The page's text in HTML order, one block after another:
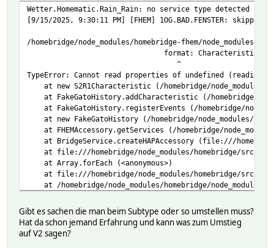
Wetter.Homematic.Rain_Rain: no service type detected
[9/15/2025, 9:30:11 PM] [FHEM] 1OG.BAD.FENSTER:
/homebridge/node_modules/homebridge-fhem/
format:
^
TypeError: Cannot read properties of undefined (reading
at new S2R1Characteristic (/homebridge/node_modules/
at FakeGatoHistory.addCharacteristic (/homebridge/
at FakeGatoHistory.registerEvents (/homebridge/
at new FakeGatoHistory (/homebridge/node_modules/
at FHEMAccessory.getServices (/homebridge/
at BridgeService.createHAPAccessory (file:///
at file:///homebridge/node_modules/homebridge/src/
at Array.forEach (<anonymous>)
at file:///homebridge/node_modules/homebridge/src/
at /homebridge/node_modules/homebridge/
at Request.self.callback (/homebridge/node_modules/
at Request.emit (node:events:519:28)
at Request.<anonymous> (/homebridge/node_modules/
at Request.emit (node:events:519:28)
Gibt es sachen die man beim Subtype oder so umstellen muss?
Hat da schon jemand Erfahrung und kann was zum Umstieg
auf V2 sagen?